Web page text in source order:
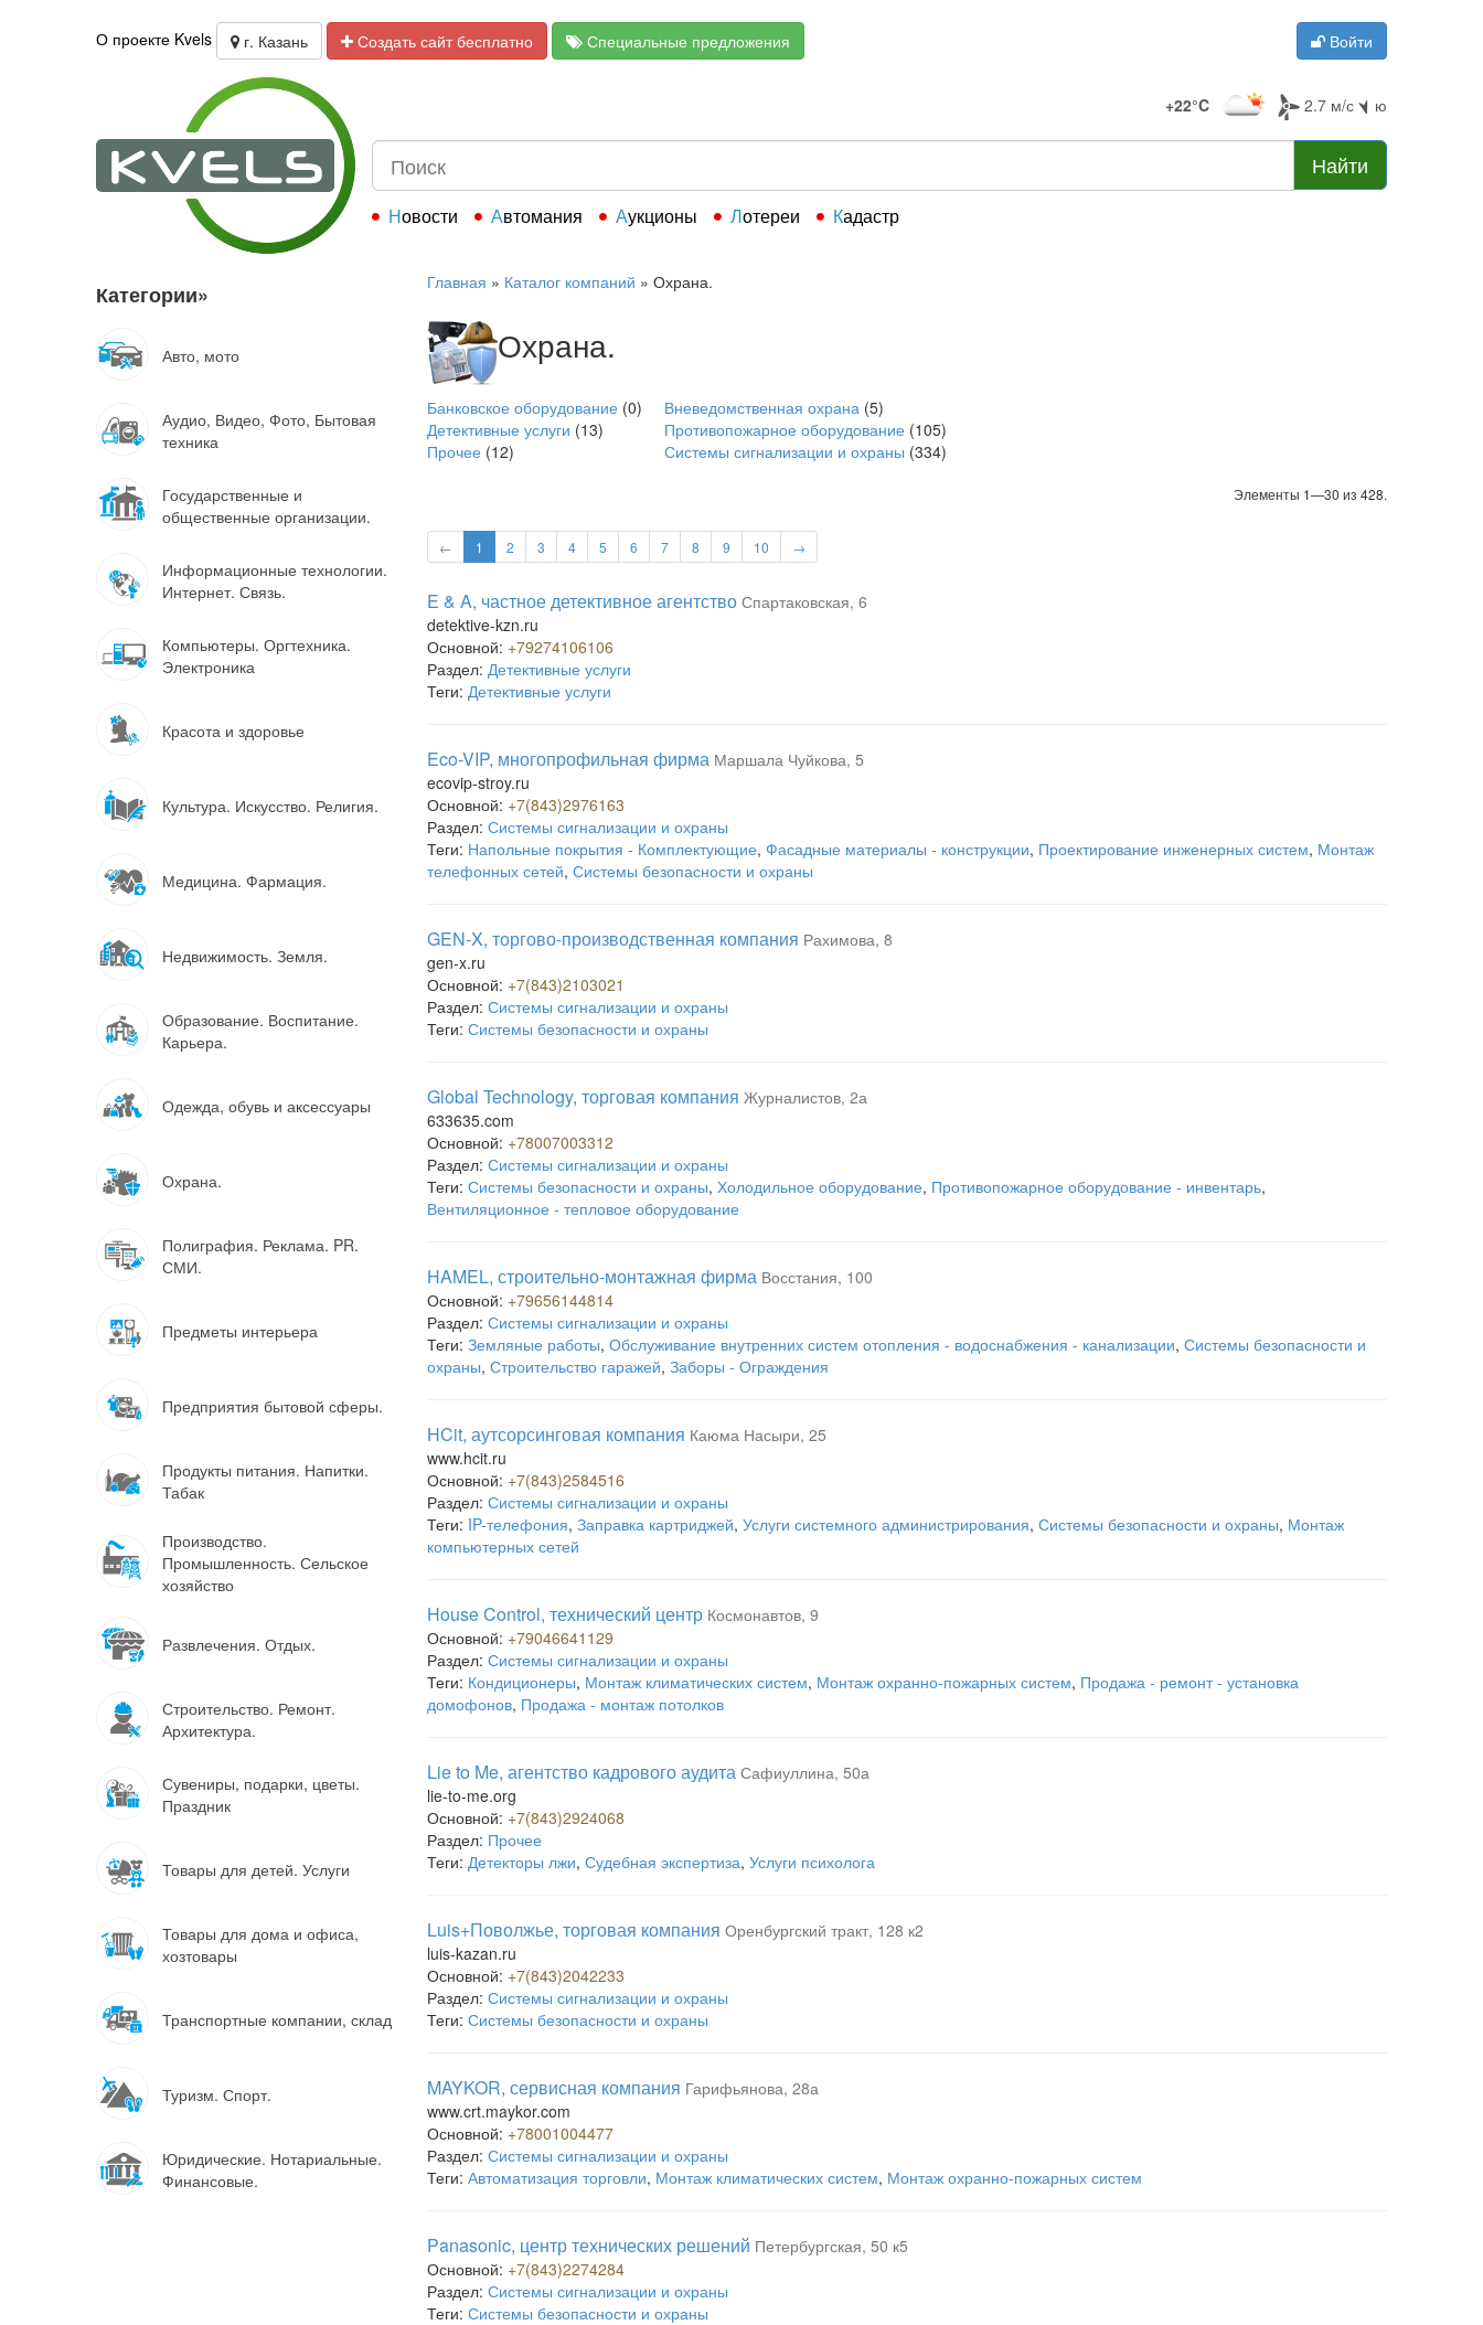
О проекте Kvels г. Казань Создать сайт бесплатно Специальные предложения Войти
+22°C 2.7 м/с ю
Найти
Новости Автомания Аукционы Лотереи Кадастр
Категории»
Авто, мото
Аудио, Видео, Фото, Бытовая
техника
Государственные и
общественные организации.
Информационные технологии.
Интернет. Связь.
Компьютеры. Оргтехника.
Электроника
Красота и здоровье
Культура. Искусство. Религия.
Медицина. Фармация.
Недвижимость. Земля.
Образование. Воспитание.
Карьера.
Одежда, обувь и аксессуары
Охрана.
Полиграфия. Реклама. PR.
СМИ.
Предметы интерьера
Предприятия бытовой сферы.
Продукты питания. Напитки.
Табак
Производство.
Промышленность. Сельское
хозяйство
Развлечения. Отдых.
Строительство. Ремонт.
Архитектура.
Сувениры, подарки, цветы.
Праздник
Товары для детей. Услуги
Товары для дома и офиса,
хозтовары
Транспортные компании, склад
Туризм. Спорт.
Юридические. Нотариальные.
Финансовые.
Главная » Каталог компаний » Охрана.
Охрана.
Банковское оборудование (0) Вневедомственная охрана (5)
Детективные услуги (13) Противопожарное оборудование (105)
Прочее (12) Системы сигнализации и охраны (334)
Элементы 1—30 из 428.
← 1 2 3 4 5 6 7 8 9 10 →
E & A, частное детективное агентство Спартаковская, 6
detektive-kzn.ru
Основной: +79274106106
Раздел: Детективные услуги
Теги: Детективные услуги
Eco-VIP, многопрофильная фирма Маршала Чуйкова, 5
ecovip-stroy.ru
Основной: +7(843)2976163
Раздел: Системы сигнализации и охраны
Теги: Напольные покрытия - Комплектующие, Фасадные материалы - конструкции, Проектирование инженерных систем, Монтаж
телефонных сетей, Системы безопасности и охраны
GEN-X, торгово-производственная компания Рахимова, 8
gen-x.ru
Основной: +7(843)2103021
Раздел: Системы сигнализации и охраны
Теги: Системы безопасности и охраны
Global Technology, торговая компания Журналистов, 2а
633635.com
Основной: +78007003312
Раздел: Системы сигнализации и охраны
Теги: Системы безопасности и охраны, Холодильное оборудование, Противопожарное оборудование - инвентарь,
Вентиляционное - тепловое оборудование
HAMEL, строительно-монтажная фирма Восстания, 100
Основной: +79656144814
Раздел: Системы сигнализации и охраны
Теги: Земляные работы, Обслуживание внутренних систем отопления - водоснабжения - канализации, Системы безопасности и
охраны, Строительство гаражей, Заборы - Ограждения
HCit, аутсорсинговая компания Каюма Насыри, 25
www.hcit.ru
Основной: +7(843)2584516
Раздел: Системы сигнализации и охраны
Теги: IP-телефония, Заправка картриджей, Услуги системного администрирования, Системы безопасности и охраны, Монтаж
компьютерных сетей
House Control, технический центр Космонавтов, 9
Основной: +79046641129
Раздел: Системы сигнализации и охраны
Теги: Кондиционеры, Монтаж климатических систем, Монтаж охранно-пожарных систем, Продажа - ремонт - установка
домофонов, Продажа - монтаж потолков
Lie to Me, агентство кадрового аудита Сафиуллина, 50а
lie-to-me.org
Основной: +7(843)2924068
Раздел: Прочее
Теги: Детекторы лжи, Судебная экспертиза, Услуги психолога
Luis+Поволжье, торговая компания Оренбургский тракт, 128 к2
luis-kazan.ru
Основной: +7(843)2042233
Раздел: Системы сигнализации и охраны
Теги: Системы безопасности и охраны
MAYKOR, сервисная компания Гарифьянова, 28а
www.crt.maykor.com
Основной: +78001004477
Раздел: Системы сигнализации и охраны
Теги: Автоматизация торговли, Монтаж климатических систем, Монтаж охранно-пожарных систем
Panasonic, центр технических решений Петербургская, 50 к5
Основной: +7(843)2274284
Раздел: Системы сигнализации и охраны
Теги: Системы безопасности и охраны